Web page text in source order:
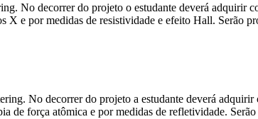
No decorrer do projeto o estudante deverá adquirir
X e por medidas de resistividade e efeito Hall. Serão
No decorrer do projeto a estudante deverá
de força atômica e por medidas de refletividade.